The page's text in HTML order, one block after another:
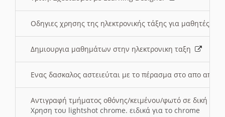
Οδηγιες χρησης της ηλεκτρονικής τάξης για μαθητές
Δημιουργια μαθημάτων στην ηλεκτρονικη ταξη
Ενας δασκαλος αστειεύται με το πέρασμα στο απο
Αντιγραφή τμήματος οθόνης/κειμένου/φωτό σε δική
Χρηση του lightshot chrome. ειδικά για το chrome